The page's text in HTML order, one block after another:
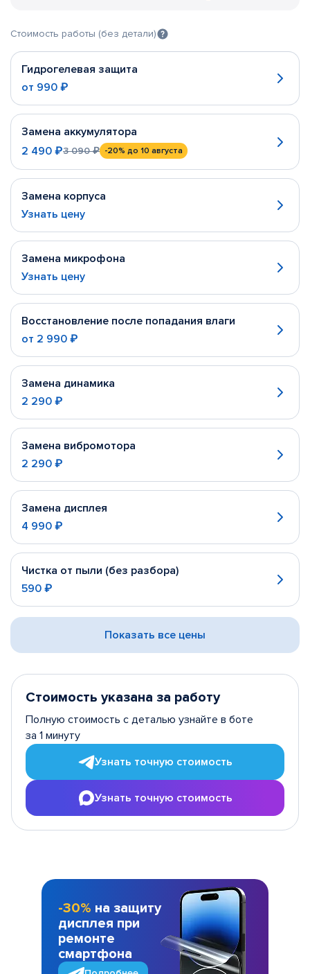
Стоимость работы (без детали)
Гидрогелевая защита
от 990 ₽
Замена аккумулятора
2 490 ₽3 090 ₽ -20% до 10 августа
Замена корпуса
Узнать цену
Замена микрофона
Узнать цену
Восстановление после попадания влаги
от 2 990 ₽
Замена динамика
2 290 ₽
Замена вибромотора
2 290 ₽
Замена дисплея
4 990 ₽
Чистка от пыли (без разбора)
590 ₽
Показать все цены
Стоимость указана за работу
Полную стоимость с деталью узнайте в боте
за 1 минуту
Узнать точную стоимость
Узнать точную стоимость
-30% на защиту
дисплея при
ремонте
смартфона